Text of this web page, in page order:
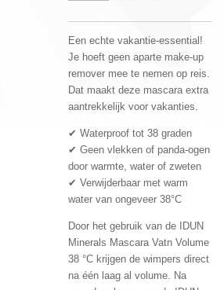
Een echte vakantie-essential!
Je hoeft geen aparte make-up
remover mee te nemen op reis.
Dat maakt deze mascara extra
aantrekkelijk voor vakanties.
✔ Waterproof tot 38 graden
✔ Geen vlekken of panda-ogen
door warmte, water of zweten
✔ Verwijderbaar met warm
water van ongeveer 38°C
Door het gebruik van de IDUN
Minerals Mascara Vatn Volume
38 °C krijgen de wimpers direct
na één laag al volume. Na